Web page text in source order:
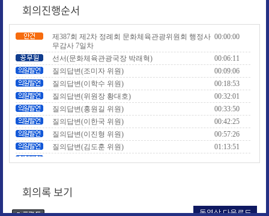
회의진행순서
제387회 제2차 정례회 문화체육관광위원회 행정사
무감사 7일차
00:00:00
선서(문화체육관광국장 박래혁)
00:06:11
질의답변(조미자 위원)
00:09:06
질의답변(이학수 위원)
00:18:53
질의답변(위원장 황대호)
00:32:01
질의답변(홍원길 위원)
00:33:50
질의답변(이한국 위원)
00:42:25
질의답변(이진형 위원)
00:57:26
질의답변(김도훈 위원)
01:13:51
질의답변(정동혁 위원)
02:14:19
회의록 보기
동영상 다운로드